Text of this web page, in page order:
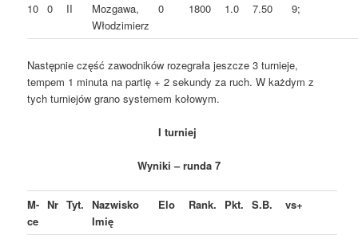
10 0 II
Mozgawa,
Włodzimierz
0 1800 1.0 7.50 9;
Następnie część zawodników rozegrała jeszcze 3 turnieje,
tempem 1 minuta na partię + 2 sekundy za ruch. W każdym z
tych turniejów grano systemem kołowym.
I turniej
Wyniki – runda 7
M-
ce
Nr Tyt. Nazwisko
Imię
Elo Rank. Pkt. S.B. vs+